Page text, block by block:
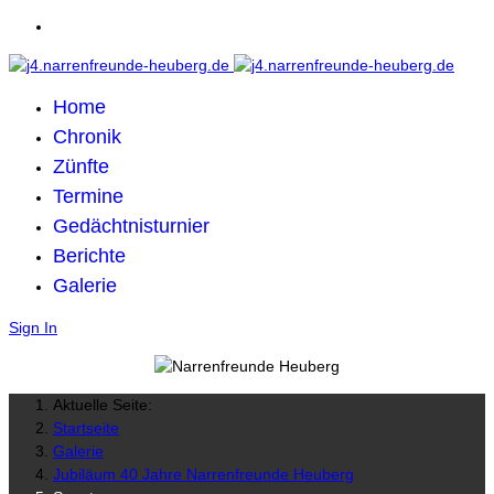
Home
Chronik
Zünfte
Termine
Gedächtnisturnier
Berichte
Galerie
Sign In
Aktuelle Seite:
Startseite
Galerie
Jubiläum 40 Jahre Narrenfreunde Heuberg